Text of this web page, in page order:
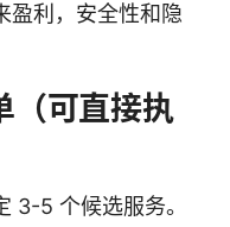
盈利，安全性和隐
（可直接执
3-5 个候选服务。